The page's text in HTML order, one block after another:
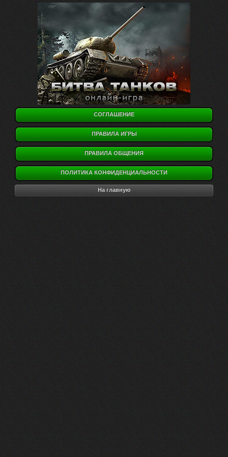
СОГЛАШЕНИЕ
ПРАВИЛА ИГРЫ
ПРАВИЛА ОБЩЕНИЯ
ПОЛИТИКА КОНФИДЕНЦИАЛЬНОСТИ
На главную